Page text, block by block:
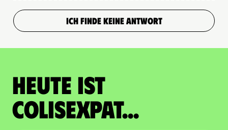
ICH FINDE KEINE ANTWORT
Heute ist
Colisexpat...